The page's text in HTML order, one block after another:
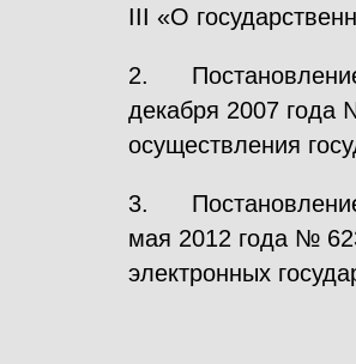
III «О
2. Постановление
декабря 2007
осуществления
3. Постановление
мая 2012 года №
электронных